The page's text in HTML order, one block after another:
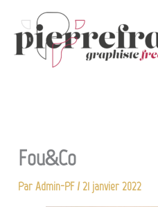
contenu
Fou&Co
ParAdmin-PF /21 janvier 2022